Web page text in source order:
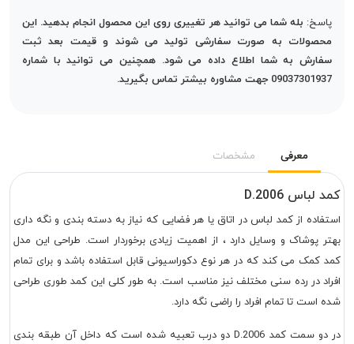
پاسخ: بله شما می توانید هر تغییری روی این محصول انجام بدهید. این
محصولات به صورت سفارشی تولید می شوند و قیمت بعد ثبت
سفارش به شما اطلاع داده می شود. همچنین می توانید با شماره
09037301937 جهت مشاوره بیشتر تماس بگیرید.
معرفی مشخصات
کمد لباس D.2006
استفاده از کمد لباس در اتاق یا هر فضایی که نیاز به دسته بندی و نگه داری
بهتر پوشاک و وسایل دارد ، از اهمیت زیادی برخوردار است. طراحی این مدل
کمد کمک می کند که در هر نوع دکوراسیونی قابل استفاده باشد و برای تمام
افراد در رده سنی مختلف نیز مناسب است. به طور کلی این کمد طوری طراحی
شده است تا تمام افراد را راضی نگه دارد.
در دو سمت کمد D.2006 دو درب تعبیه شده است که داخل آن طبقه بندی